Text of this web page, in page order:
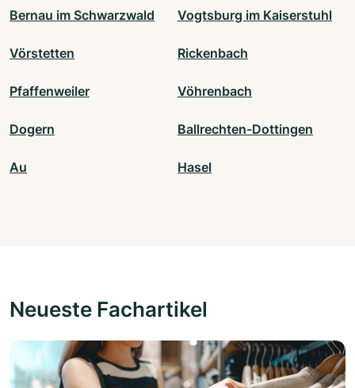
Bernau im Schwarzwald Vogtsburg im Kaiserstuhl
Vörstetten Rickenbach
Pfaffenweiler Vöhrenbach
Dogern Ballrechten-Dottingen
Au Hasel
Neueste Fachartikel